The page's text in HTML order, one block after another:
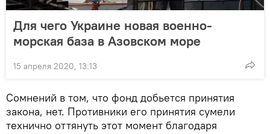
Для чего Украине новая военно-
морская база в Азовском море
15 апреля 2020, 13:13
Сомнений в том, что фонд добьется принятия
закона, нет. Противники его принятия сумели
технично оттянуть этот момент благодаря